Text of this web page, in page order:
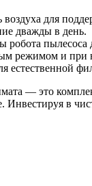
воздуха для
дважды в день.
робота
режимом и при
естественной
— это
Инвестируя в